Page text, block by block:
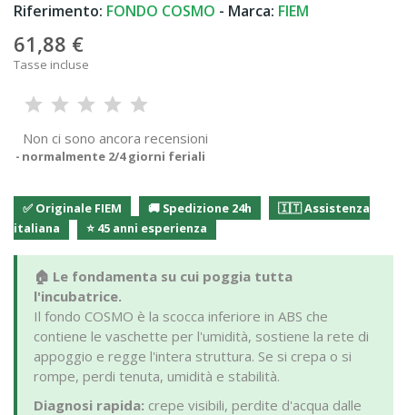
Riferimento: FONDO COSMO - Marca: FIEM
61,88 €
Tasse incluse
Non ci sono ancora recensioni
normalmente 2/4 giorni feriali
✅ Originale FIEM 🚚 Spedizione 24h
🇮🇹 Assistenza
italiana
⭐ 45 anni esperienza
🏠 Le fondamenta su cui poggia tutta
l'incubatrice.
Il fondo COSMO è la scocca inferiore in ABS che
contiene le vaschette per l'umidità, sostiene la rete di
appoggio e regge l'intera struttura. Se si crepa o si
rompe, perdi tenuta, umidità e stabilità.
Diagnosi rapida: crepe visibili, perdite d'acqua dalle